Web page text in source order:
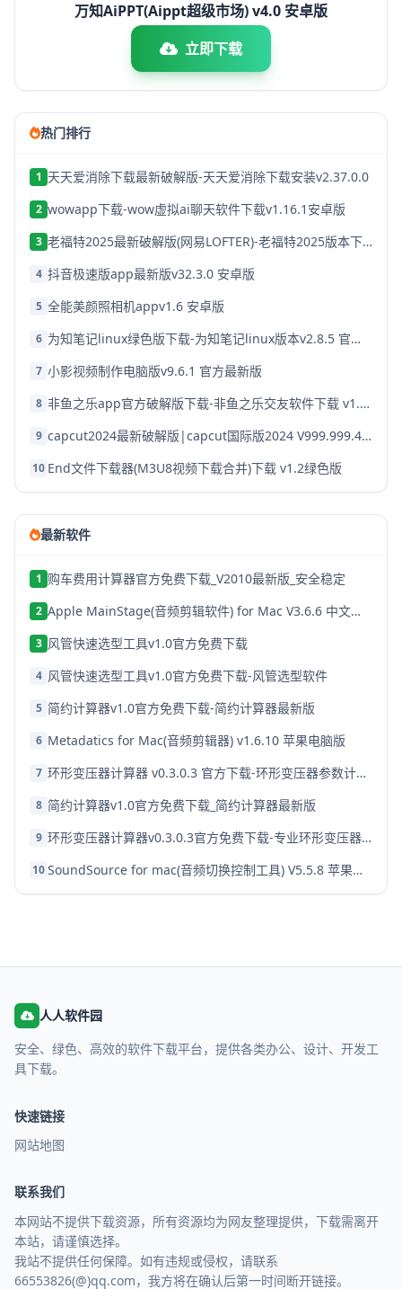
万知AiPPT(Aippt超级市场) v4.0 安卓版
立即下载
热门排行
1 天天爱消除下载最新破解版-天天爱消除下载安装v2.37.0.0
2 wowapp下载-wow虚拟ai聊天软件下载v1.16.1安卓版
3 老福特2025最新破解版(网易LOFTER)-老福特2025版本下载v8.1.22
4 抖音极速版app最新版v32.3.0 安卓版
5 全能美颜照相机appv1.6 安卓版
6 为知笔记linux绿色版下载-为知笔记linux版本v2.8.5 官方破解版
7 小影视频制作电脑版v9.6.1 官方最新版
8 非鱼之乐app官方破解版下载-非鱼之乐交友软件下载 v1.3.9安卓版
9 capcut2024最新破解版|capcut国际版2024 V999.999.45 安卓版下载
10 End文件下载器(M3U8视频下载合并)下载 v1.2绿色版
最新软件
1 购车费用计算器官方免费下载_V2010最新版_安全稳定
2 Apple MainStage(音频剪辑软件) for Mac V3.6.6 中文激活版
3 风管快速选型工具v1.0官方免费下载
4 风管快速选型工具v1.0官方免费下载-风管选型软件
5 简约计算器v1.0官方免费下载-简约计算器最新版
6 Metadatics for Mac(音频剪辑器) v1.6.10 苹果电脑版
7 环形变压器计算器 v0.3.0.3 官方下载-环形变压器参数计算工具最新版
8 简约计算器v1.0官方免费下载_简约计算器最新版
9 环形变压器计算器v0.3.0.3官方免费下载-专业环形变压器参数设计工具
10 SoundSource for mac(音频切换控制工具) V5.5.8 苹果电脑版
人人软件园
安全、绿色、高效的软件下载平台，提供各类办公、设计、开发工
具下载。
快速链接
网站地图
联系我们
本网站不提供下载资源，所有资源均为网友整理提供，下载需离开
本站，请谨慎选择。
我站不提供任何保障。如有违规或侵权，请联系
66553826(@)qq.com，我方将在确认后第一时间断开链接。